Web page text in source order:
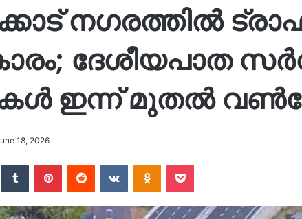
നഗരത്തില്‍
ദേശീയപാത
ഇന്ന് മുതല്‍
18, 2026
Tumblr PinterestReddit VKontakteOdnoklassniki
Pocket